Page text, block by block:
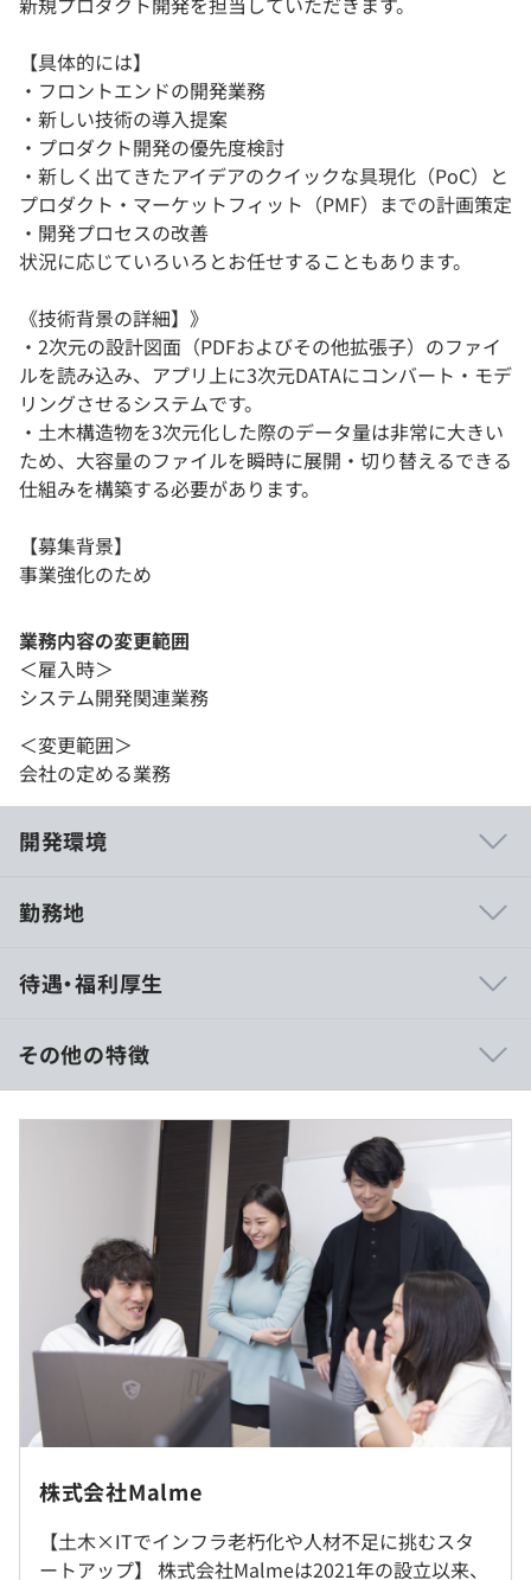
【具体的には】
・フロントエンドの開発業務
・新しい技術の導入提案
・プロダクト開発の優先度検討
・新しく出てきたアイデアのクイックな具現化（PoC）と
プロダクト・マーケットフィット（PMF）までの計画策定
・開発プロセスの改善
状況に応じていろいろとお任せすることもあります。
《技術背景の詳細】》
・2次元の設計図面（PDFおよびその他拡張子）のファイ
ルを読み込み、アプリ上に3次元DATAにコンバート・モデ
リングさせるシステムです。
・土木構造物を3次元化した際のデータ量は非常に大きい
ため、大容量のファイルを瞬時に展開・切り替えるできる
仕組みを構築する必要があります。
【募集背景】
事業強化のため
業務内容の変更範囲
＜雇入時＞
システム開発関連業務
＜変更範囲＞
会社の定める業務
開発環境
き方を実現できます。
客目線の開発が可能です。
・穏やかなコミュニケーションが多く、お互いを尊重しな
がら意見を出し合う社風です。
■任意立体骨組構造物 応力解析プログラム『Frame
鉄筋コンクリート（RC）や鉄筋鉄骨コンクリート
（SRC）、鋼構造、木造など、さまざまな土木構造物に対
し、解析・設計をおこなうオンライン構造解析ソフトウェ
アです。
■鉄筋コンクリート構造物・性能照査支援プログラム
『Web Dan』
ート（RC）および鉄骨鉄筋コンクリート（SRC）の照査
をおこなう オンライン性能照査ソフトウェアです。
勤務地
基本的にはフルリモート勤務ですが、場合によってはオフ
ラインでのコミュケーションが発生する場合もあります。
待遇・福利厚生
年収500万円 ～ 800万円
■賃金形態：月給制
■賃金の決定方法：当社規定により決定
■月給：416,667円〜583,333円（固定残業代を含む）
■基本給：324,484円～454,082円
■固定残業代：40時間分、92,183円～129,251円（超過分
は別途支給）
■賞与実績:業績に応じて支給/昇給年1回
■諸手当：通勤手当（会社規定に基づき支給）、残業手当
（残業時間に応じて別途支給）
（※想定年収 は年収提示額を保証するものではありません）
その他の特徴
株式会社Malme
【土木×ITでインフラ老朽化や人材不足に挑むスタ
ートアップ】 株式会社Malmeは2021年の設立以来、